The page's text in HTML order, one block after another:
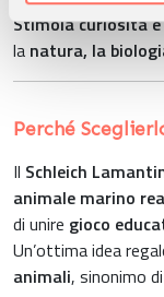
pubblicità e
con altre
Stimola curiosità
la natura, la
Perché
Il Schleich
animale marino
di unire gioco
Un’ottima idea
animali, sinonimo